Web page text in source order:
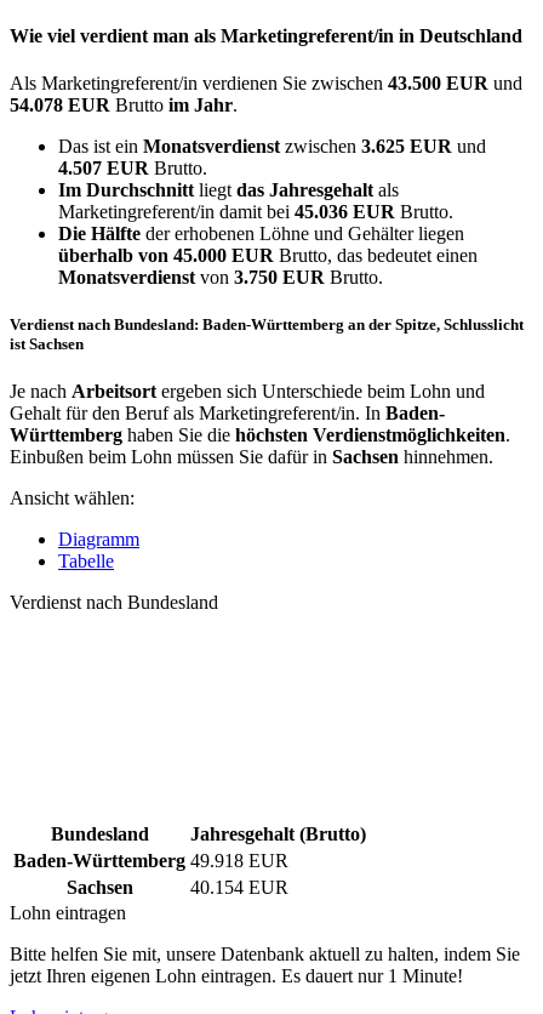
Wie viel verdient man als Marketingreferent/in in Deutschland
Als Marketingreferent/in verdienen Sie zwischen 43.500 EUR und
54.078 EUR Brutto im Jahr.
Das ist ein Monatsverdienst zwischen 3.625 EUR und
4.507 EUR Brutto.
Im Durchschnitt liegt das Jahresgehalt als
Marketingreferent/in damit bei 45.036 EUR Brutto.
Die Hälfte der erhobenen Löhne und Gehälter liegen
überhalb von 45.000 EUR Brutto, das bedeutet einen
Monatsverdienst von 3.750 EUR Brutto.
Verdienst nach Bundesland: Baden-Württemberg an der Spitze, Schlusslicht
ist Sachsen
Je nach Arbeitsort ergeben sich Unterschiede beim Lohn und
Gehalt für den Beruf als Marketingreferent/in. In Baden-
Württemberg haben Sie die höchsten Verdienstmöglichkeiten.
Einbußen beim Lohn müssen Sie dafür in Sachsen hinnehmen.
Ansicht wählen:
Diagramm
Tabelle
Verdienst nach Bundesland
Bundesland
Jahresgehalt (Brutto)
Baden-Württemberg 49.918 EUR
Sachsen
40.154 EUR
Lohn eintragen
Bitte helfen Sie mit, unsere Datenbank aktuell zu halten, indem Sie
jetzt Ihren eigenen Lohn eintragen. Es dauert nur 1 Minute!